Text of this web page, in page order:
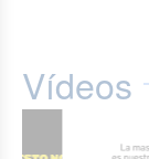
Vídeos